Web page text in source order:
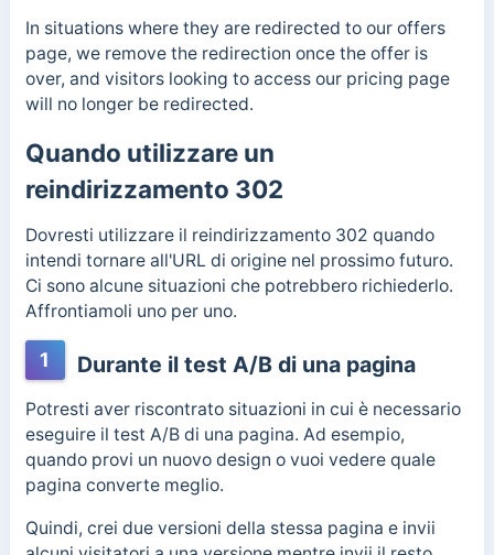
In situations where they are redirected to our offers
page, we remove the redirection once the offer is
over, and visitors looking to access our pricing page
will no longer be redirected.
Quando utilizzare un
reindirizzamento 302
Dovresti utilizzare il reindirizzamento 302 quando
intendi tornare all'URL di origine nel prossimo futuro.
Ci sono alcune situazioni che potrebbero richiederlo.
Affrontiamoli uno per uno.
1 Durante il test A/B di una pagina
Potresti aver riscontrato situazioni in cui è necessario
eseguire il test A/B di una pagina. Ad esempio,
quando provi un nuovo design o vuoi vedere quale
pagina converte meglio.
Quindi, crei due versioni della stessa pagina e invii